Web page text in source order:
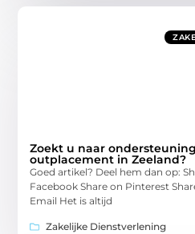
Zoekt u naar
outplacement in Zeeland?
Goed artikel? Deel hem dan op:
Facebook Share on Pinterest
Email Het is altijd
Zakelijke Dienstverlening